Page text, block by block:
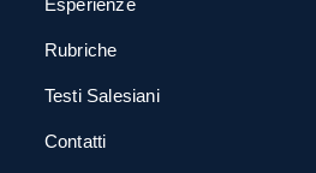
Rubriche
Testi Salesiani
Contatti